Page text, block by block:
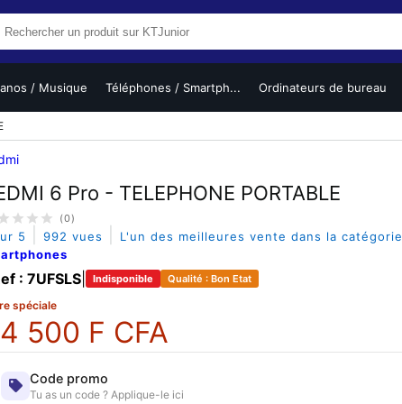
/ Musique Téléphones / Smartph... Ordinateurs de bureau
6 Pro - TELEPHONE PORTABLE
(0)
5 992 vues L'un des meilleures vente dans la catégorie
: 7UFSLS Indisponible Qualité : Bon Etat
spéciale
500 F CFA
Code promo
Tu as un code ? Applique-le ici